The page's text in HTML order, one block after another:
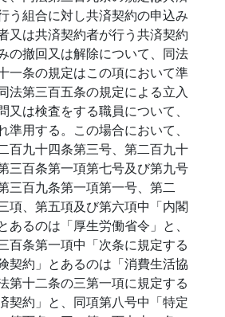
う組合に対し共済契約の申込み
又は共済契約者が行う共済契約
の撤回又は解除について、同法
一条の規定はこの項において準
法第三百五条の規定による立入
又は検査をする職員について、
準用する。この場合において、
百九十四条第三号、第二百九十
三百条第一項第七号及び第九号
三百九条第一項第一号、第二
項、第五項及び第六項中「内閣
あるのは「厚生労働省令」と、
百条第一項中「次条に規定する
契約」とあるのは「消費生活協
第十二条の三第一項に規定する
契約」と、同項第八号中「特定